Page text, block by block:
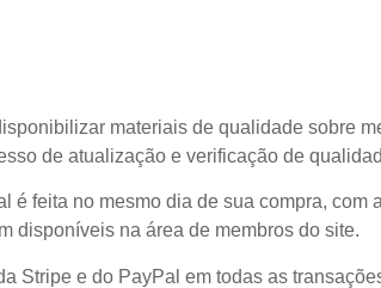
materiais de qualidade sobre
de atualização e verificação de
é feita no mesmo dia de sua compra,
disponíveis na área de membros do site.
Stripe e do PayPal em todas as